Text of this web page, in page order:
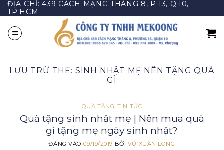
Bỏ
qua
nội
dung
ĐỊA CHỈ: 439 CÁCH MẠNG THÁNG 8, P.13, Q.10,
TP.HCM
LƯU TRỮ THẺ: SINH NHẬT MẸ NÊN TẶNG QUÀ
GÌ
QUÀ TẶNG,TIN TỨC
Quà tặng sinh nhật mẹ | Nên mua quà
gì tặng mẹ ngày sinh nhật?
ĐĂNG VÀO09/19/2019 BỞI VŨ XUÂN LONG